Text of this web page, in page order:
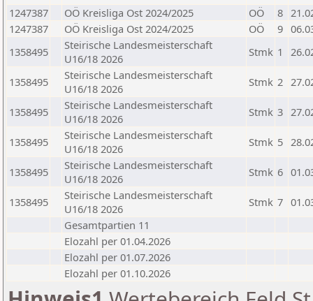
1247387
OÖ Kreisliga Ost 2024/2025 OÖ 8
1247387
OÖ Kreisliga Ost 2024/2025 OÖ 9
1358495
Steirische Landesmeisterschaft
U16/18 2026
Stmk 1
1358495
Steirische Landesmeisterschaft
U16/18 2026
Stmk 2
1358495
Steirische Landesmeisterschaft
U16/18 2026
Stmk 3
1358495
Steirische Landesmeisterschaft
U16/18 2026
Stmk 5
1358495
Steirische Landesmeisterschaft
U16/18 2026
Stmk 6
1358495
Steirische Landesmeisterschaft
U16/18 2026
Stmk 7
Gesamtpartien 11
Elozahl per 01.04.2026
Elozahl per 01.07.2026
Elozahl per 01.10.2026